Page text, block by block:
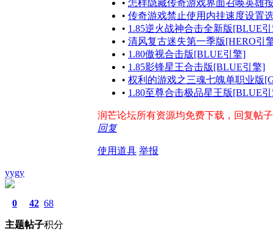
• 怎样隐藏传奇游戏界面召唤英雄
• 传奇游戏禁止使用内挂速度设置
• 1.85逆火战神合击全新版[BLUE
• 清风复古迷失第一季版[HERO引
• 1.80傲视合击版[BLUE引擎]
• 1.85影锋星王合击版[BLUE引擎]
• 权利的游戏之三魂七魄单职业版
• 1.80至尊合击极品星王版[BLUE
润芒论坛所有资源均免费下载，回复帖
回复
使用道具 举报
yygy
0
主题
42
帖子
68
积分